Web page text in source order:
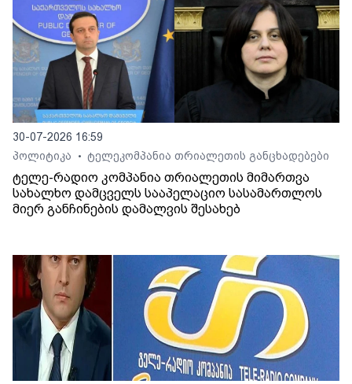
30-07-2026 16:59
პოლიტიკა
• ტელეკომპანია თრიალეთის განცხადებები
ტელე-რადიო კომპანია თრიალეთის მიმართვა
სახალხო დამცველს სააპელაციო სასამართლოს
მიერ განჩინების დამალვის შესახებ